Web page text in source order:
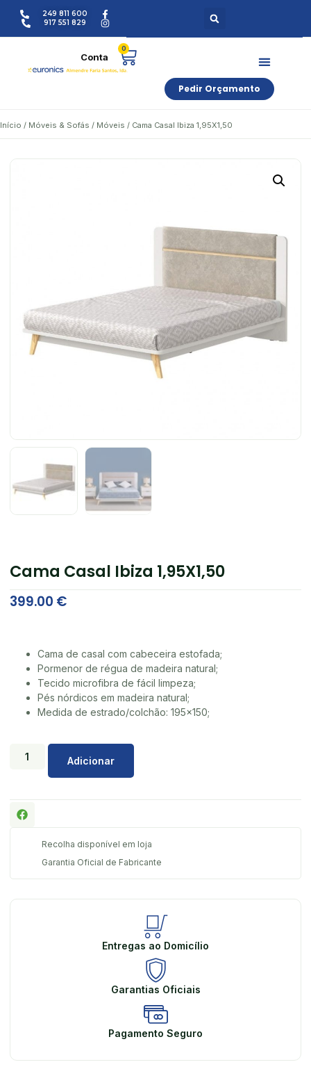
249 811 600
917 551 829
Pedir Orçamento
0
Início / Móveis & Sofás / Móveis / Cama Casal Ibiza 1,95X1,50
Cama Casal Ibiza 1,95X1,50
399.00 €
Cama de casal com cabeceira estofada;
Pormenor de régua de madeira natural;
Tecido microfibra de fácil limpeza;
Pés nórdicos em madeira natural;
Medida de estrado/colchão: 195×150;
Adicionar
Recolha disponível em loja
Garantia Oficial de Fabricante
Entregas ao Domicílio
Garantias Oficiais
Pagamento Seguro